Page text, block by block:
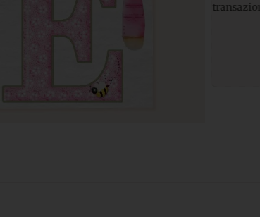
per transazioni e dati sempre protetti